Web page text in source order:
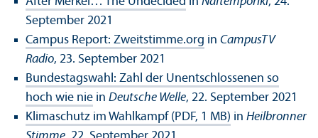
September 2021
Campus Report: Zweitstimme.org in CampusTV
Radio, 23. September 2021
Bundestagswahl: Zahl der Unentschlossenen so
hoch wie nie in Deutsche Welle, 22. September 2021
Klimaschutz im Wahlkampf (PDF, 1 MB) in Heilbronner